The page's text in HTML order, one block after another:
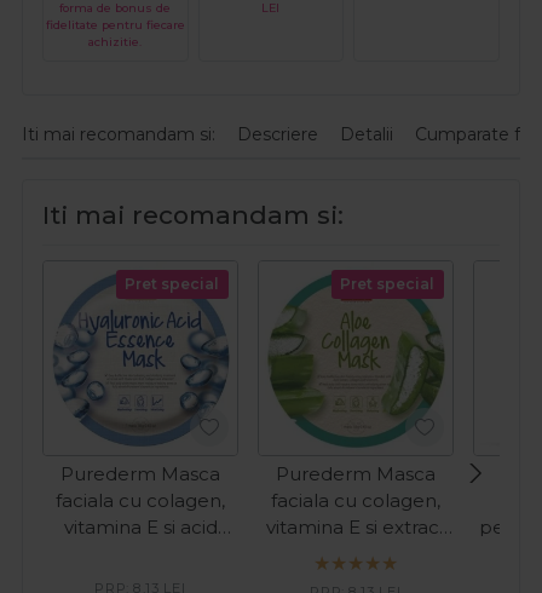
forma de bonus de
fidelitate pentru fiecare
achizitie.
LEI
Iti mai recomandam si: Descriere Detalii Cumparate
Iti mai recomandam si:
Pret special
Purederm Masca
faciala cu colagen,
vitamina E si acid
PRP:8,13 LEI
Pret special
Purederm Masca
faciala cu colagen,
vitamina E si extract
de aloe vera 1buc